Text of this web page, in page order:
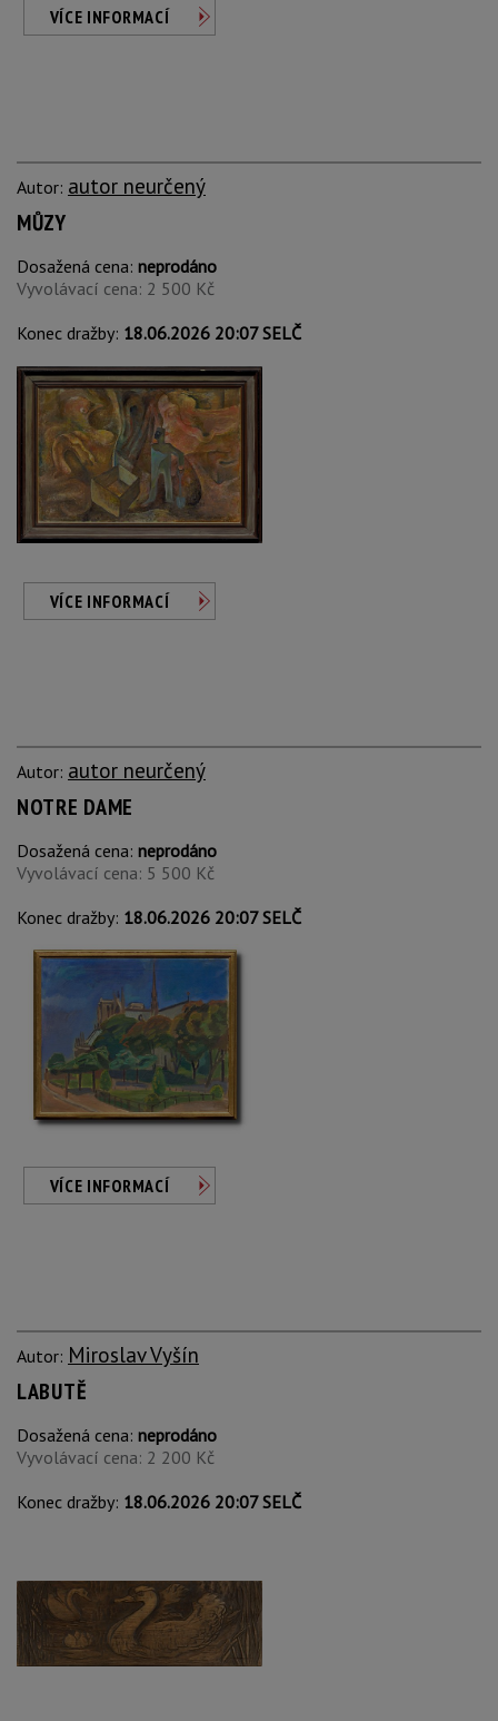
VÍCE INFORMACÍ
Autor: autor neurčený
MŮZY
Dosažená cena: neprodáno
Vyvolávací cena: 2 500 Kč
Konec dražby: 18.06.2026 20:07 SELČ
VÍCE INFORMACÍ
Autor: autor neurčený
NOTRE DAME
Dosažená cena: neprodáno
Vyvolávací cena: 5 500 Kč
Konec dražby: 18.06.2026 20:07 SELČ
VÍCE INFORMACÍ
Autor: Miroslav Vyšín
LABUTĚ
Dosažená cena: neprodáno
Vyvolávací cena: 2 200 Kč
Konec dražby: 18.06.2026 20:07 SELČ